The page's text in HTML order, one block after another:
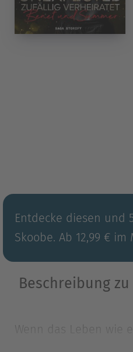
Entdecke diesen und
Skoobe. Ab 12,99 € im
Beschreibung
Wenn das Leben wie